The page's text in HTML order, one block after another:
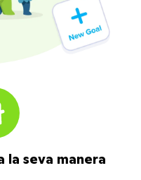
la seva manera